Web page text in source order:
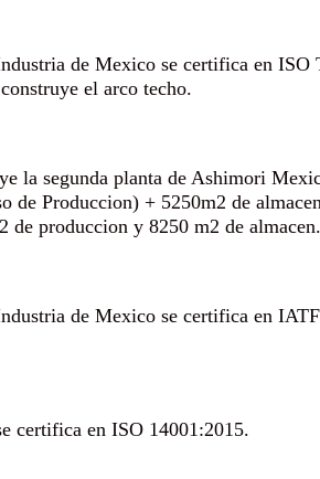
de Mexico se certifica en ISO
el arco techo.
la segunda planta de Ashimori
de Produccion) + 5250m2 de
de produccion y 8250 m2 de almacen.
de Mexico se certifica en IATF
certifica en ISO 14001:2015.